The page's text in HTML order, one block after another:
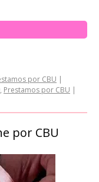
por CBU |
, Prestamos por CBU |
por CBU